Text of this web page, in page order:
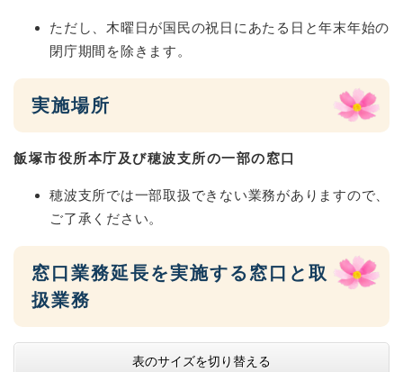
ただし、木曜日が国民の祝日にあたる日と年末年始の
閉庁期間を除きます。
実施場所
飯塚市役所本庁及び穂波支所の一部の窓口
穂波支所では一部取扱できない業務がありますので、
ご了承ください。
窓口業務延長を実施する窓口と取
扱業務
表のサイズを切り替える